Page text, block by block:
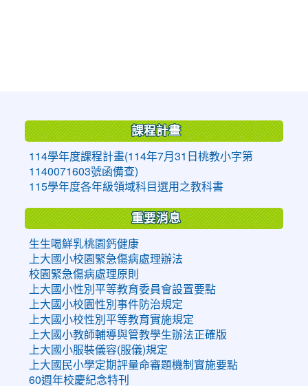
課程計畫
114學年度課程計畫(114年7月31日桃教小字第
1140071603號函備查)
115學年度各年級領域科目選用之教科書
重要消息
生生喝鮮乳桃園鈣健康
上大國小校園緊急傷病處理辦法
校園緊急傷病處理原則
上大國小性別平等教育委員會設置要點
上大國小校園性別事件防治規定
上大國小校性別平等教育實施規定
上大國小教師輔導與管教學生辦法正確版
上大國小服裝儀容(服儀)規定
上大國民小學定期評量命審題機制實施要點
60週年校慶紀念特刊